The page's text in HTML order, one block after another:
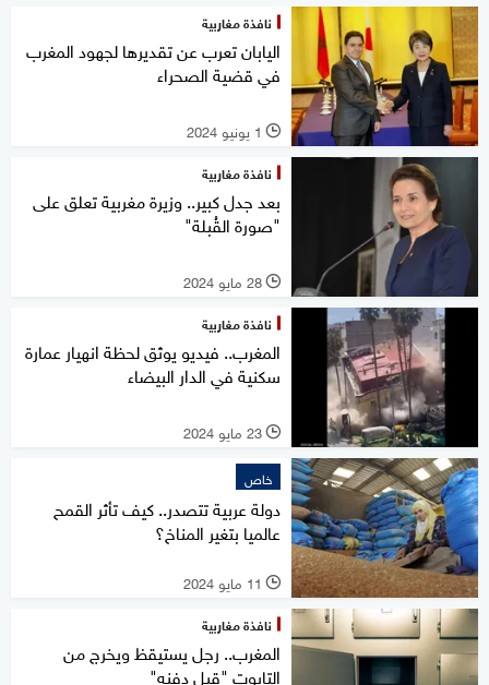
نافذة مغاربية
اليابان تعرب عن تقديرها لجهود المغرب
في قضية الصحراء
l 1 يونيو 2024
نافذة مغاربية
بعد جدل كبير.. وزيرة مغربية تعلق على
"صورة القُبلة"
l 28 مايو 2024
نافذة مغاربية
المغرب.. فيديو يوثق لحظة انهيار عمارة
سكنية في الدار البيضاء
l 23 مايو 2024
خاص
دولة عربية تتصدر.. كيف تأثر القمح
عالميا بتغير المناخ؟
l 11 مايو 2024
نافذة مغاربية
المغرب.. رجل يستيقظ ويخرج من
التابوت "قبل دفنه"